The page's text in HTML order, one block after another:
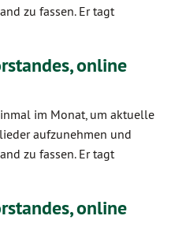
zu fassen. Er tagt
online
im Monat, um aktuelle
aufzunehmen und
zu fassen. Er tagt
online